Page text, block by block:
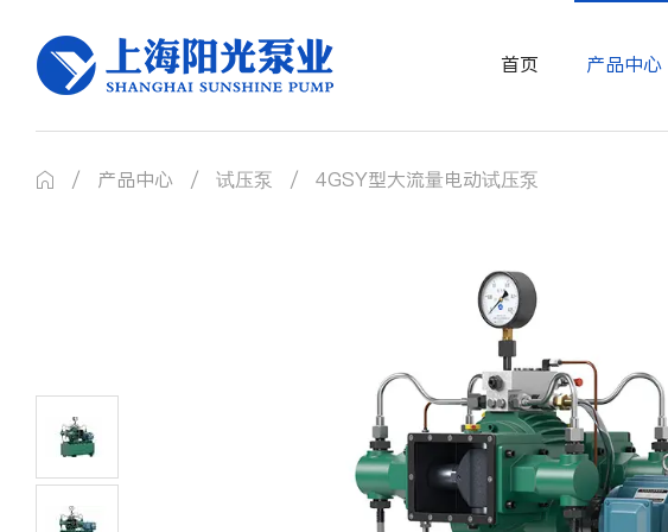
首页 产品中心
 / 产品中心 / 试压泵 / 4GSY型大流量电动试压泵